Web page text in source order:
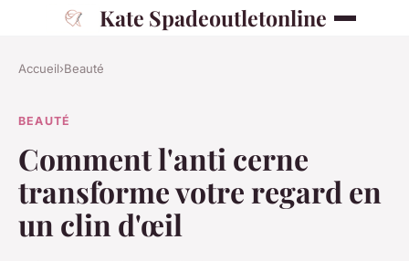
Kate Spadeoutletonline
Accueil›Beauté
BEAUTÉ
Comment l'anti cerne
transforme votre regard en
un clin d'œil